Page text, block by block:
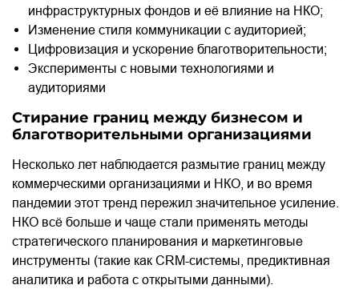
инфраструктурных фондов и её влияние на НКО;
Изменение стиля коммуникации с аудиторией;
Цифровизация и ускорение благотворительности;
Эксперименты с новыми технологиями и
аудиториями
Стирание границ между бизнесом и
благотворительными организациями
Несколько лет наблюдается размытие границ между
коммерческими организациями и НКО, и во время
пандемии этот тренд пережил значительное усиление.
НКО всё больше и чаще стали применять методы
стратегического планирования и маркетинговые
инструменты (такие как CRM-системы, предиктивная
аналитика и работа с открытыми данными).